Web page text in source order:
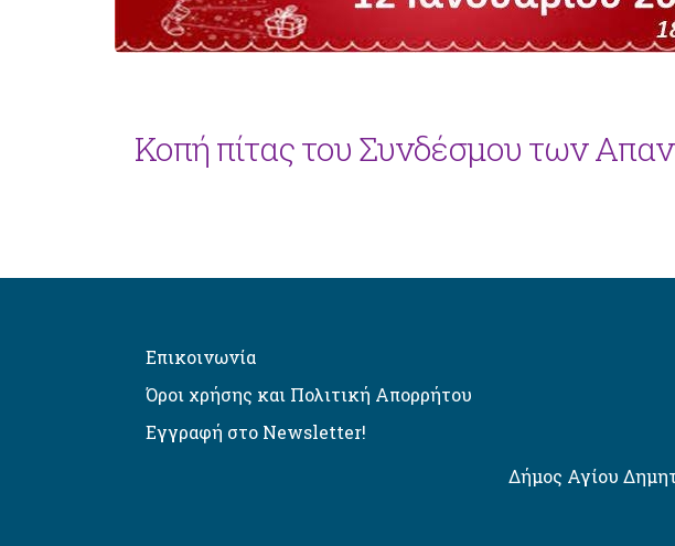
Κοπή πίτας του Συνδέσμου των
Επικοινωνία
Όροι χρήσης και Πολιτική Απορρήτου
Εγγραφή στο Newsletter!
Δήμος Αγίου